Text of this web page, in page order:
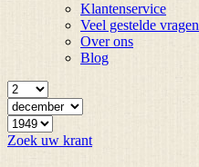
Klantenservice
Veel gestelde vragen
Over ons
Blog
Zoek uw krant